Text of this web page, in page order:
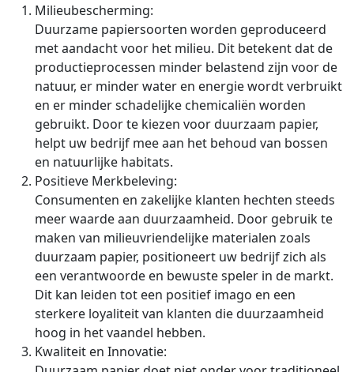
Milieubescherming:
Duurzame papiersoorten worden geproduceerd
met aandacht voor het milieu. Dit betekent dat de
productieprocessen minder belastend zijn voor de
natuur, er minder water en energie wordt verbruikt
en er minder schadelijke chemicaliën worden
gebruikt. Door te kiezen voor duurzaam papier,
helpt uw bedrijf mee aan het behoud van bossen
en natuurlijke habitats.
Positieve Merkbeleving:
Consumenten en zakelijke klanten hechten steeds
meer waarde aan duurzaamheid. Door gebruik te
maken van milieuvriendelijke materialen zoals
duurzaam papier, positioneert uw bedrijf zich als
een verantwoorde en bewuste speler in de markt.
Dit kan leiden tot een positief imago en een
sterkere loyaliteit van klanten die duurzaamheid
hoog in het vaandel hebben.
Kwaliteit en Innovatie: